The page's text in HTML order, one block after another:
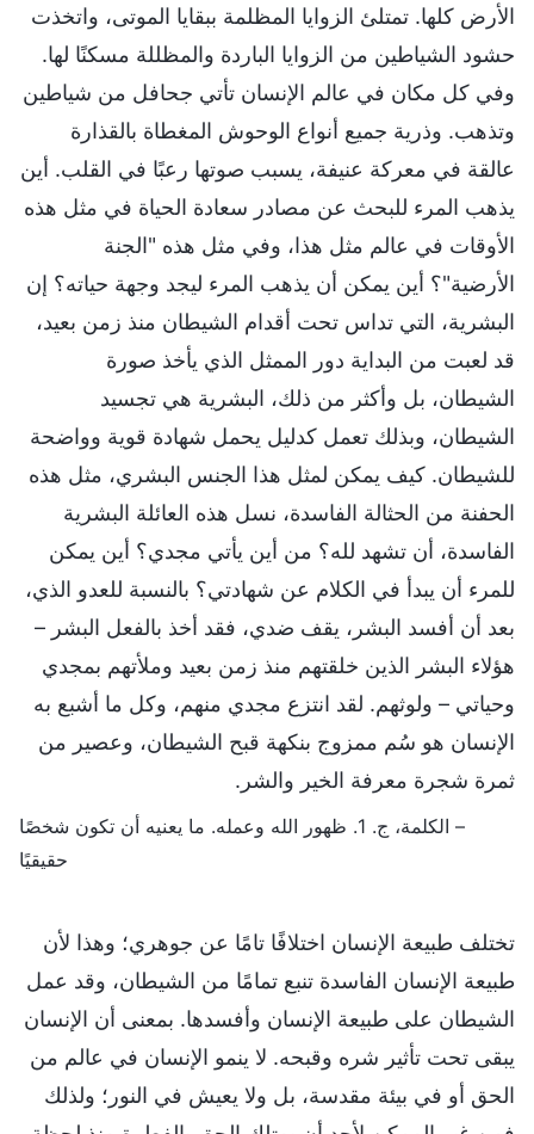
الأرض كلها. تمتلئ الزوايا المظلمة ببقايا الموتى، واتخذت
حشود الشياطين من الزوايا الباردة والمظللة مسكنًا لها.
وفي كل مكان في عالم الإنسان تأتي جحافل من شياطين
وتذهب. وذرية جميع أنواع الوحوش المغطاة بالقذارة
عالقة في معركة عنيفة، يسبب صوتها رعبًا في القلب. أين
يذهب المرء للبحث عن مصادر سعادة الحياة في مثل هذه
الأوقات في عالم مثل هذا، وفي مثل هذه "الجنة
الأرضية"؟ أين يمكن أن يذهب المرء ليجد وجهة حياته؟ إن
البشرية، التي تداس تحت أقدام الشيطان منذ زمن بعيد،
قد لعبت من البداية دور الممثل الذي يأخذ صورة
الشيطان، بل وأكثر من ذلك، البشرية هي تجسيد
الشيطان، وبذلك تعمل كدليل يحمل شهادة قوية وواضحة
للشيطان. كيف يمكن لمثل هذا الجنس البشري، مثل هذه
الحفنة من الحثالة الفاسدة، نسل هذه العائلة البشرية
الفاسدة، أن تشهد لله؟ من أين يأتي مجدي؟ أين يمكن
للمرء أن يبدأ في الكلام عن شهادتي؟ بالنسبة للعدو الذي،
بعد أن أفسد البشر، يقف ضدي، فقد أخذ بالفعل البشر –
هؤلاء البشر الذين خلقتهم منذ زمن بعيد وملأتهم بمجدي
وحياتي – ولوثهم. لقد انتزع مجدي منهم، وكل ما أشبع به
الإنسان هو سُم ممزوج بنكهة قبح الشيطان، وعصير من
ثمرة شجرة معرفة الخير والشر.
– الكلمة، ج. 1. ظهور الله وعمله. ما يعنيه أن تكون شخصًا
حقيقيًا
تختلف طبيعة الإنسان اختلافًا تامًا عن جوهري؛ وهذا لأن
طبيعة الإنسان الفاسدة تنبع تمامًا من الشيطان، وقد عمل
الشيطان على طبيعة الإنسان وأفسدها. بمعنى أن الإنسان
يبقى تحت تأثير شره وقبحه. لا ينمو الإنسان في عالم من
الحق أو في بيئة مقدسة، بل ولا يعيش في النور؛ ولذلك